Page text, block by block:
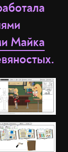
Майка